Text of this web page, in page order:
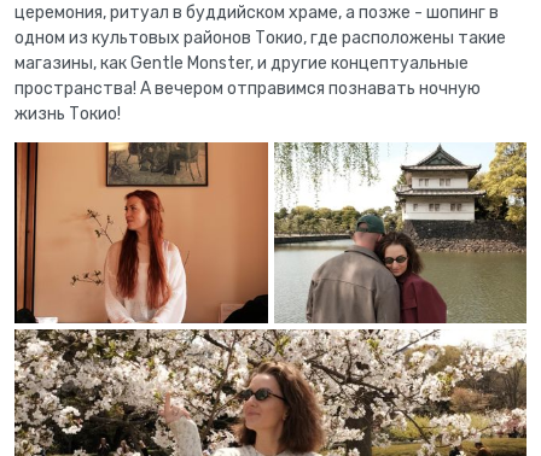
церемония, ритуал в буддийском храме, а позже - шопинг в
одном из культовых районов Токио, где расположены такие
магазины, как Gentle Monster, и другие концептуальные
пространства! А вечером отправимся познавать ночную
жизнь Токио!